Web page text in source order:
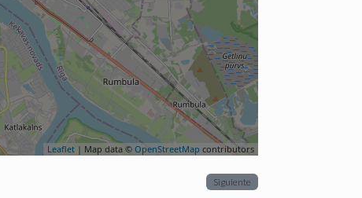
Leaflet | Map data © OpenStreetMap contributors
Siguiente